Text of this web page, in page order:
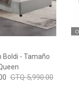
Boldi - Tamaño
GTQ 5,990.00